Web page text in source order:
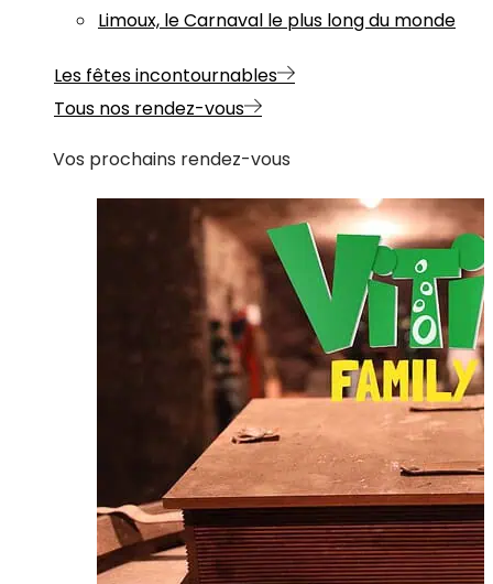
Limoux, le Carnaval le plus long du monde
Les fêtes incontournables
Tous nos rendez-vous
Vos prochains rendez-vous